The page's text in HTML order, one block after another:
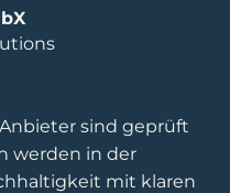
sind geprüft
werden in der
mit klaren